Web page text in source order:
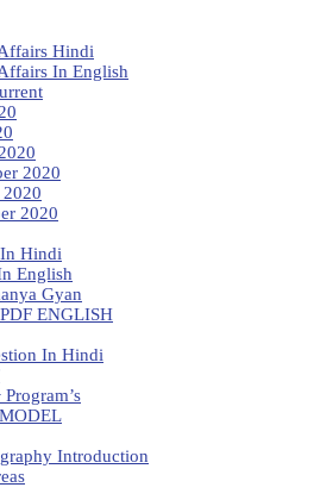
Hindi
In English
2020
2020
Hindi
English
Gyan
ENGLISH
In Hindi
Introduction